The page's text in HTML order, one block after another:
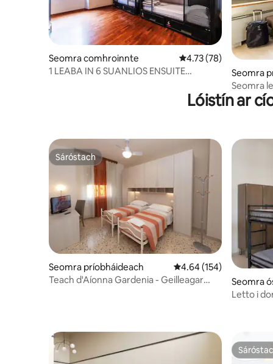
Seomra comhroinnte Meánrátáil 4.73 as 5,
4.73 (78)
1 LEABA IN 6 SUANLIOS ENSUITE
Seomra
Seomra
Lóistín ar
Sáróstach
Sáróstach
Seomra príobháideach Meánrátáil 4.64 as 5,
4.64 (154)
Teach d'Aíonna Gardenia - Geilleagar
Seomra
Letto i